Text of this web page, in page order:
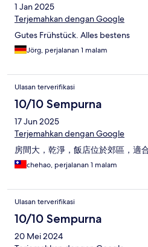
1 Jan 2025
Terjemahkan dengan Google
Gutes Frühstück. Alles bestens
Jörg, perjalanan 1 malam
Ulasan terverifikasi
10/10 Sempurna
17 Jun 2025
Terjemahkan dengan Google
房間大，乾淨，飯店位於郊區，適
chehao, perjalanan 1 malam
Ulasan terverifikasi
10/10 Sempurna
20 Mei 2024